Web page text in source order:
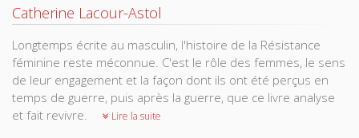
Catherine Lacour-Astol
Longtemps écrite au masculin, l'histoire de la Résistance
féminine reste méconnue. C'est le rôle des femmes, le sens
de leur engagement et la façon dont ils ont été perçus en
temps de guerre, puis après la guerre, que ce livre analyse
et fait revivre.
Lire la suite